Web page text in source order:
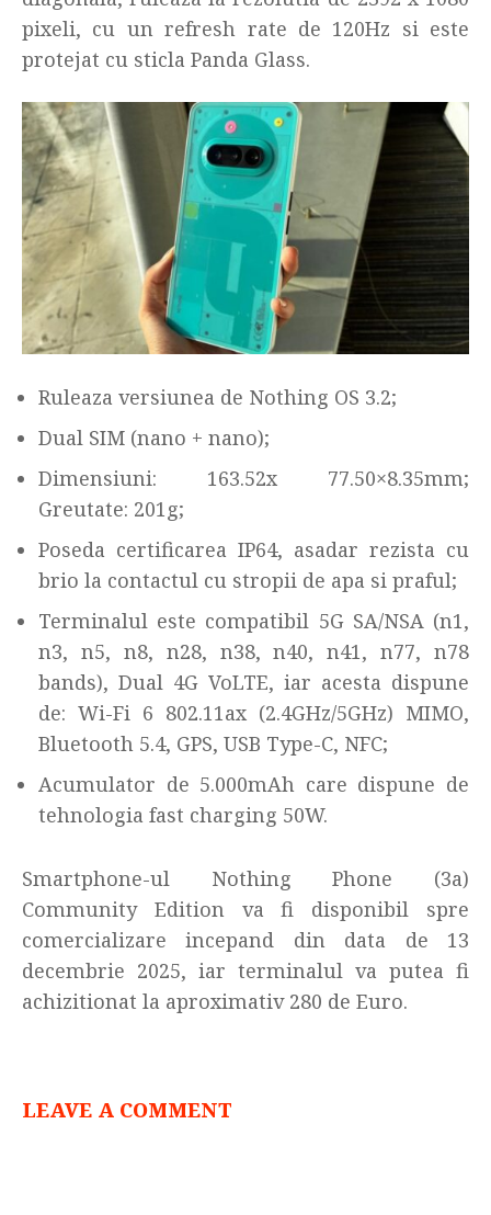
pixeli, cu un refresh rate de 120Hz si este
protejat cu sticla Panda Glass.
Ruleaza versiunea de Nothing OS 3.2;
Dual SIM (nano + nano);
Dimensiuni: 163.52x 77.50×8.35mm;
Greutate: 201g;
Poseda certificarea IP64, asadar rezista cu
brio la contactul cu stropii de apa si praful;
Terminalul este compatibil 5G SA/NSA (n1,
n3, n5, n8, n28, n38, n40, n41, n77, n78
bands), Dual 4G VoLTE, iar acesta dispune
de: Wi-Fi 6 802.11ax (2.4GHz/5GHz) MIMO,
Bluetooth 5.4, GPS, USB Type-C, NFC;
Acumulator de 5.000mAh care dispune de
tehnologia fast charging 50W.
Smartphone-ul Nothing Phone (3a)
Community Edition va fi disponibil spre
comercializare incepand din data de 13
decembrie 2025, iar terminalul va putea fi
achizitionat la aproximativ 280 de Euro.
LEAVE A COMMENT